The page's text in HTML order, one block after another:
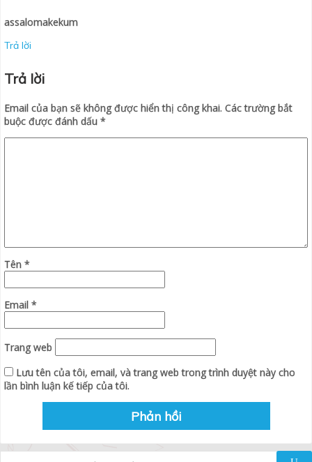
assalomakekum
Trả lời
Trả lời
Email của bạn sẽ không được hiển thị công khai. Các trường bắt
buộc được đánh dấu *
Tên *
Email *
Trang web
Lưu tên của tôi, email, và trang web trong trình duyệt này cho
lần bình luận kế tiếp của tôi.